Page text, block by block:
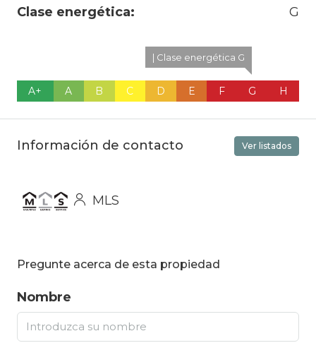
Clase energética: G
A+ A B C D E F
| Clase energética G
G H
Información de contacto Ver listados
MLS
Pregunte acerca de esta propiedad
Nombre